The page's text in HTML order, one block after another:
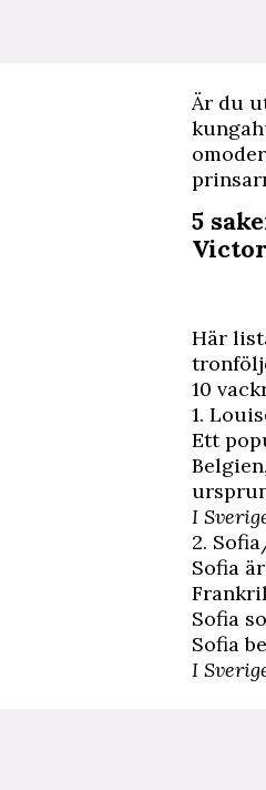
Är du
5
Här
10
1.
Ett
I
2.
Sofia
Sofia
Sofia
I